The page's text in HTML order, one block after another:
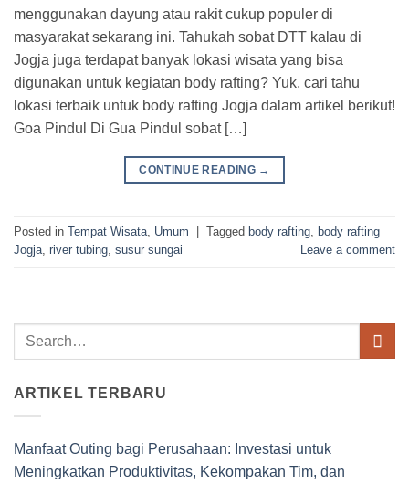
menggunakan dayung atau rakit cukup populer di
masyarakat sekarang ini. Tahukah sobat DTT kalau di
Jogja juga terdapat banyak lokasi wisata yang bisa
digunakan untuk kegiatan body rafting? Yuk, cari tahu
lokasi terbaik untuk body rafting Jogja dalam artikel berikut!
Goa Pindul Di Gua Pindul sobat […]
CONTINUE READING →
Posted in Tempat Wisata, Umum Tagged body rafting, body rafting
Jogja, river tubing, susur sungai Leave a comment
ARTIKEL TERBARU
Manfaat Outing bagi Perusahaan: Investasi untuk
Meningkatkan Produktivitas, Kekompakan Tim, dan